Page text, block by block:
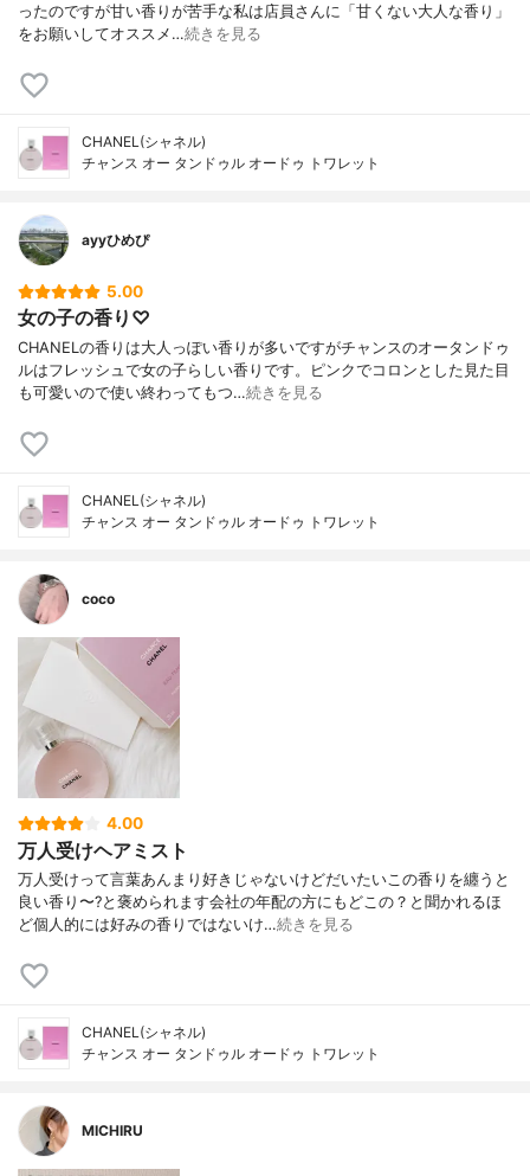
ったのですが甘い香りが苦手な私は店員さんに「甘くない大人な香り」
をお願いしてオススメ…続きを見る
CHANEL(シャネル)
チャンス オー タンドゥル オードゥ トワレット
ayyひめぴ
5.00
女の子の香り♡
CHANELの香りは大人っぽい香りが多いですがチャンスのオータンドゥ
ルはフレッシュで女の子らしい香りです。ピンクでコロンとした見た目
も可愛いので使い終わってもつ…続きを見る
CHANEL(シャネル)
チャンス オー タンドゥル オードゥ トワレット
coco
4.00
万人受けヘアミスト
万人受けって言葉あんまり好きじゃないけどだいたいこの香りを纏うと
良い香り〜?と褒められます会社の年配の方にもどこの？と聞かれるほ
ど個人的には好みの香りではないけ…続きを見る
CHANEL(シャネル)
チャンス オー タンドゥル オードゥ トワレット
MICHIRU